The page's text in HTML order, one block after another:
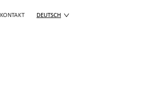
KONTAKT DEUTSCH